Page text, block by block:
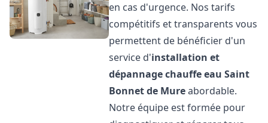
en cas d'urgence. Nos tarifs
compétitifs et transparents vous
permettent de bénéficier d'un
service d'installation et
dépannage chauffe eau Saint
Bonnet de Mureabordable.
Notre équipe est formée pour